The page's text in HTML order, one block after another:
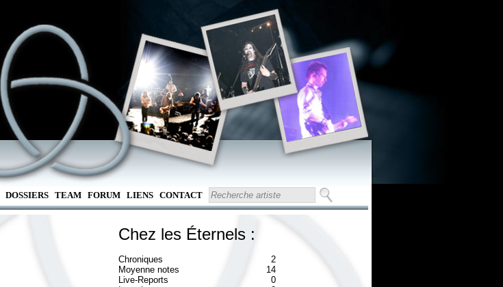
DOSSIERS TEAM FORUM LIENS CONTACT
Chez les Éternels :
Chroniques
2
Moyenne notes
14
Live-Reports
0